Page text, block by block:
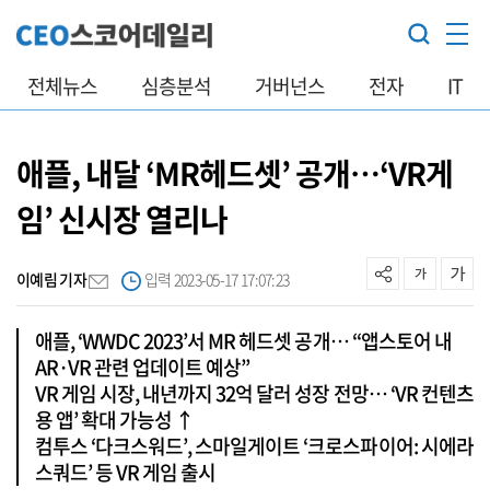
전체뉴스 심층분석 거버넌스 전자 IT
애플, 내달 ‘MR헤드셋’ 공개…‘VR게
임’ 신시장 열리나
이예림 기자 입력 2023-05-17 17:07:23
애플, ‘WWDC 2023’서 MR 헤드셋 공개… “앱스토어 내
AR·VR 관련 업데이트 예상”
VR 게임 시장, 내년까지 32억 달러 성장 전망… ‘VR 컨텐츠
용 앱’ 확대 가능성 ↑
컴투스 ‘다크스워드’, 스마일게이트 ‘크로스파이어: 시에라
스쿼드’ 등 VR 게임 출시